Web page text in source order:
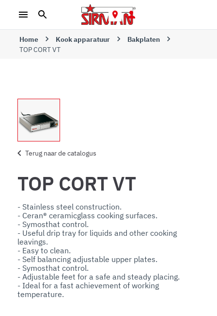
Home Kook apparatuur
Bakplaten
TOP CORT VT
Terug naar de catalogus
TOP CORT VT
- Stainless steel construction.
- Ceran® ceramicglass cooking surfaces.
- Symosthat control.
- Useful drip tray for liquids and other cooking
leavings.
- Easy to clean.
- Self balancing adjustable upper plates.
- Symosthat control.
- Adjustable feet for a safe and steady placing.
- Ideal for a fast achievement of working
temperature.